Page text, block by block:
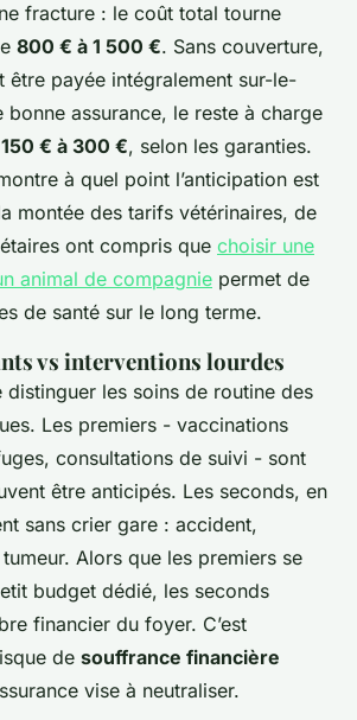
fracture : le coût total tourne
800 € à 1 500 €. Sans couverture,
être payée intégralement sur-le-
bonne assurance, le reste à charge
150 € à 300 €, selon les garanties.
à quel point l’anticipation est
montée des tarifs vétérinaires, de
ont compris que choisir une
animal de compagnie permet de
de santé sur le long terme.
vs interventions lourdes
distinguer les soins de routine des
Les premiers - vaccinations
consultations de suivi - sont
être anticipés. Les seconds, en
sans crier gare : accident,
Alors que les premiers se
budget dédié, les seconds
financier du foyer. C’est
de souffrance financière
vise à neutraliser.